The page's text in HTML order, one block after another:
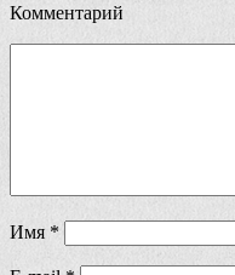
Комментарий
Имя *